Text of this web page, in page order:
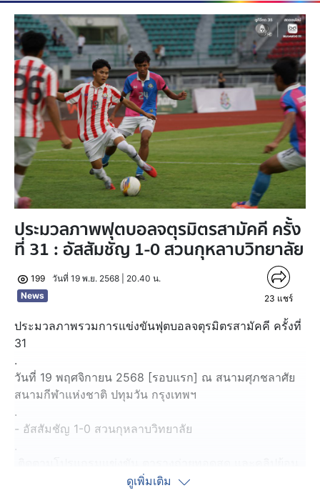
ประมวลภาพฟุตบอลจตุรมิตรสามัคคี ครั้ง
ที่ 31 : อัสสัมชัญ 1-0 สวนกุหลาบวิทยาลัย
199
วันที่ 19 พ.ย. 2568 | 20.40 น.
News
23 แชร์
ประมวลภาพรวมการแข่งขันฟุตบอลจตุรมิตรสามัคคี ครั้งที่
31
.
วันที่ 19 พฤศจิกายน 2568 [รอบแรก] ณ สนามศุภชลาศัย
สนามกีฬาแห่งชาติ ปทุมวัน กรุงเทพฯ
.
- อัสสัมชัญ 1-0 สวนกุหลาบวิทยาลัย
.
https://www.ch7.com/jaturamitr31
ดูเพิ่มเติม